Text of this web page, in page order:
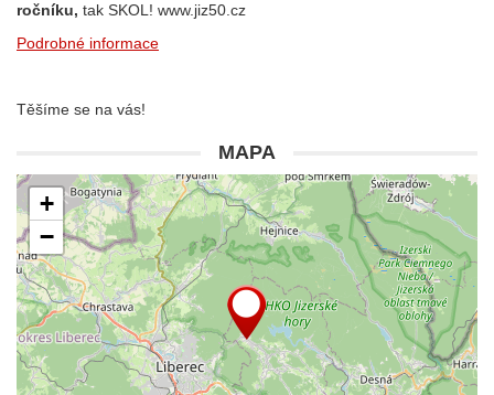
ročníku, tak SKOL! www.jiz50.cz
Podrobné informace
Těšíme se na vás!
MAPA
+
−